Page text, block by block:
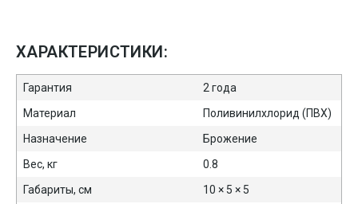
ХАРАКТЕРИСТИКИ:
Гарантия
2 года
Материал
Поливинилхлорид (ПВХ)
Назначение
Брожение
Вес, кг
0.8
Габариты, см
10 × 5 × 5